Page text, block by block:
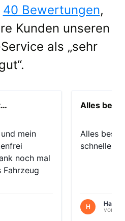
40 Bewertungen,
Kunden unseren
als „sehr
mein
noch mal
Fahrzeug
Alles
Alles
schnelle
H
Hans
vor 11